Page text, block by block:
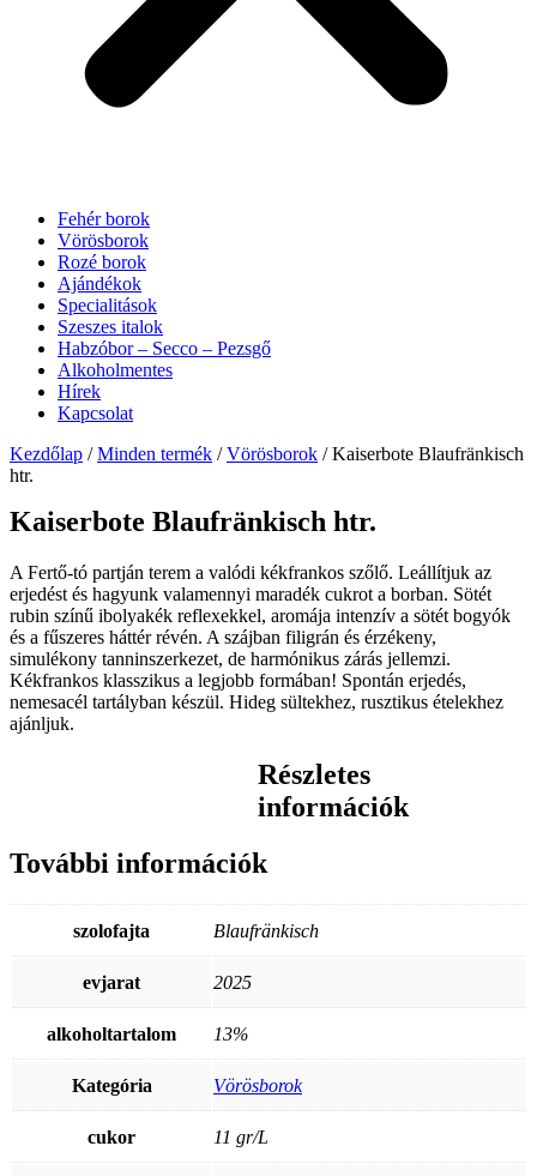
Fehér borok
Vörösborok
Rozé borok
Ajándékok
Specialitások
Szeszes italok
Habzóbor – Secco – Pezsgő
Alkoholmentes
Hírek
Kapcsolat
Kezdőlap /Minden termék /Vörösborok / Kaiserbote Blaufränkisch
htr.
Kaiserbote Blaufränkisch htr.
A Fertő-tó partján terem a valódi kékfrankos szőlő. Leállítjuk az
erjedést és hagyunk valamennyi maradék cukrot a borban. Sötét
rubin színű ibolyakék reflexekkel, aromája intenzív a sötét bogyók
és a fűszeres háttér révén. A szájban filigrán és érzékeny,
simulékony tanninszerkezet, de harmónikus zárás jellemzi.
Kékfrankos klasszikus a legjobb formában! Spontán erjedés,
nemesacél tartályban készül. Hideg sültekhez, rusztikus ételekhez
ajánljuk.
Részletes
információk
További információk
szolofajta Blaufränkisch
evjarat 2025
alkoholtartalom 13%
Kategória Vörösborok
cukor 11 gr/L